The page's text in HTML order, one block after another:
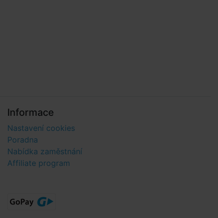
Informace
Nastavení cookies
Poradna
Nabídka zaměstnání
Affiliate program